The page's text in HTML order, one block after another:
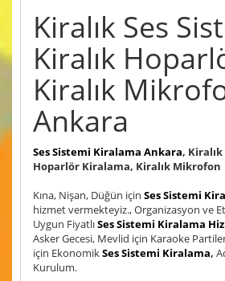
Kiralık Ses
Kiralık
Kiralık
Ankara
Ses Sistemi Kiralama Ankara,
Hoparlör Kiralama, Kiralık Mikrofon
Kına, Nişan, Düğün için Ses Sistemi
hizmet vermekteyiz., Organizasyon ve
Uygun FiyatlıSes Sistemi Kiralama
Asker Gecesi, Mevlid için Karaoke
için EkonomikSes Sistemi Kiralama,
Kurulum.